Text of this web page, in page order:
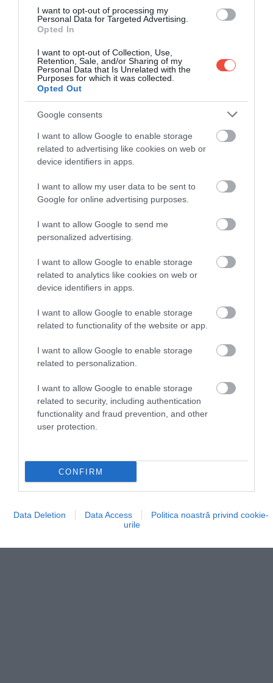
I want to opt-out of processing my
Personal Data for Targeted Advertising.
Opted In
I want to opt-out of Collection, Use,
Retention, Sale, and/or Sharing of my
Personal Data that Is Unrelated with the
Purposes for which it was collected.
Opted Out
Google consents
I want to allow Google to enable storage
related to advertising like cookies on web or
device identifiers in apps.
I want to allow my user data to be sent to
Google for online advertising purposes.
I want to allow Google to send me
personalized advertising.
I want to allow Google to enable storage
related to analytics like cookies on web or
device identifiers in apps.
I want to allow Google to enable storage
related to functionality of the website or app.
I want to allow Google to enable storage
related to personalization.
I want to allow Google to enable storage
related to security, including authentication
functionality and fraud prevention, and other
user protection.
CONFIRM
Data Deletion Data Access
Politica noastră privind cookie-
urile
Ennek ellenéremár több mint egy évtizede nem
járt itt pápa : legutóbb XVI. Benedeklátogatta meg
a palotát, mígFerenc pápa inkább elzárkózott
mindenféle fényűzéstől. Alberto De Angelis
polgármester nem titkoltan lelkes a bejelentés
kapcsán, és abban bízik, hogy a pápai jelenlétéletet
elmondta, nemcsak a turisták, de a helyiek is
örülnek annak, hogy közvetlen közelről
A pápa ugyan ideje nagy részét egy zárt
vatikáni épületben fogja tölteni, de két
fontos eseményre mégis kilátogat: július
szerveznek a településen, ahol a hívek is
találkozhatnak vele.